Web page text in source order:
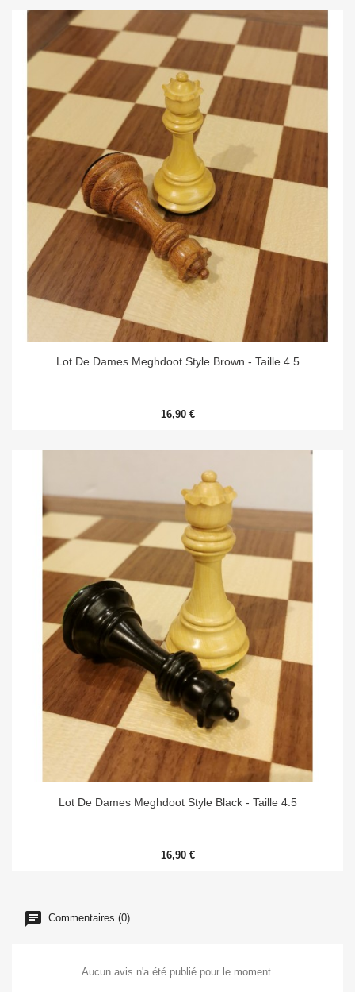
Lot De Dames Meghdoot Style Brown - Taille 4.5
16,90 €
Lot De Dames Meghdoot Style Black - Taille 4.5
16,90 €
Commentaires (0)
Aucun avis n'a été publié pour le moment.